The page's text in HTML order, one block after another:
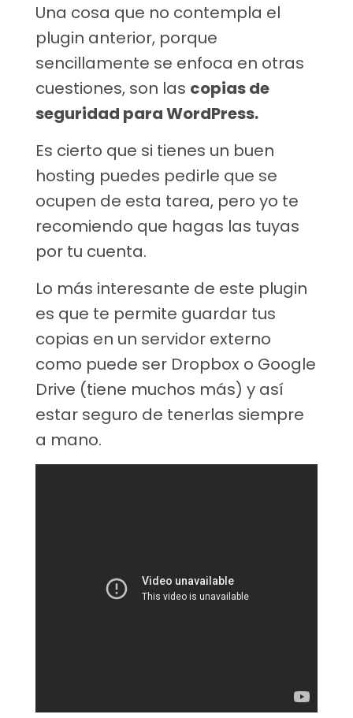
Una cosa que no contempla el
plugin anterior, porque
sencillamente se enfoca en otras
cuestiones, son las copias de
seguridad para WordPress.
Es cierto que si tienes un buen
hosting puedes pedirle que se
ocupen de esta tarea, pero yo te
recomiendo que hagas las tuyas
por tu cuenta.
Lo más interesante de este plugin
es que te permite guardar tus
copias en un servidor externo
como puede ser Dropbox o Google
Drive (tiene muchos más) y así
estar seguro de tenerlas siempre
a mano.